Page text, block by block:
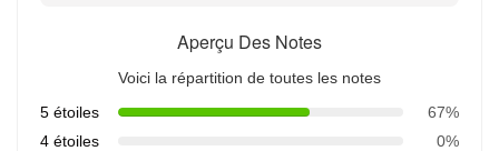
Aperçu Des Notes
Voici la répartition de toutes les notes
5 étoiles
67%
4 étoiles
0%